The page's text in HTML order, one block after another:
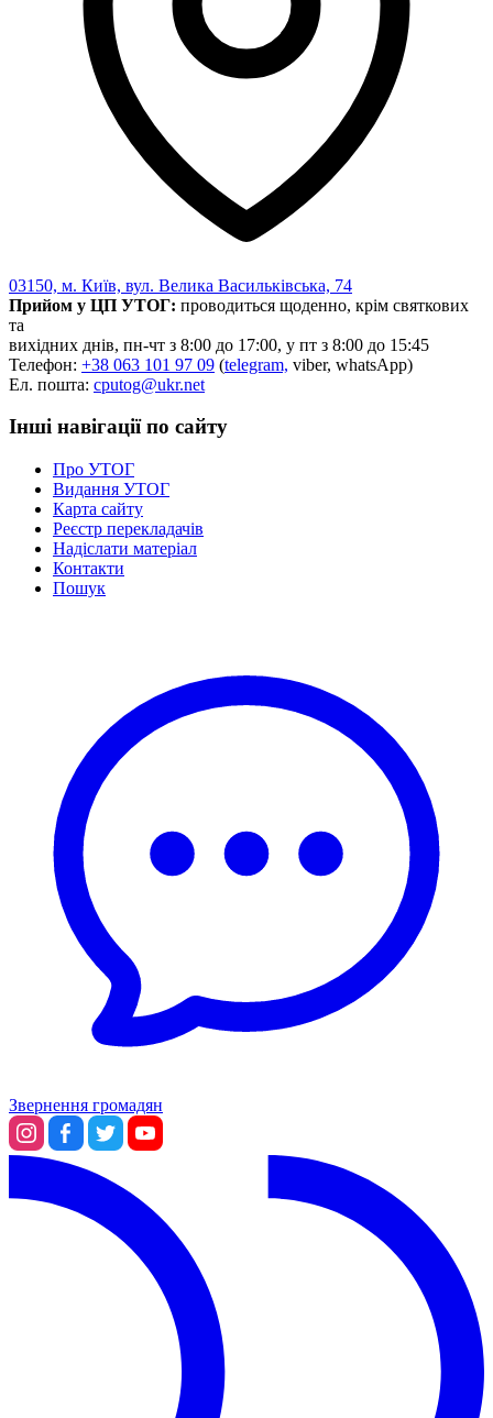
03150, м. Київ, вул. Велика Васильківська, 74
Прийом у ЦП УТОГ: проводиться щоденно, крім святкових
та
вихідних днів, пн-чт з 8:00 до 17:00, у пт з 8:00 до 15:45
Телефон: +38 063 101 97 09 (telegram, viber, whatsApp)
Ел. пошта: cputog@ukr.net
Інші навігації по сайту
Про УТОГ
Видання УТОГ
Карта сайту
Реєстр перекладачів
Надіслати матеріал
Контакти
Пошук
Звернення громадян